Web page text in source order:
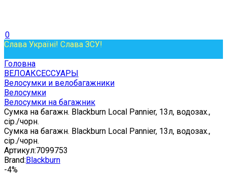
0
Слава Україні! Слава ЗСУ!
Головна
ВЕЛОАКСЕССУАРЫ
Велосумки и велобагажники
Велосумки
Велосумки на багажник
Сумка на багажн. Blackburn Local Pannier, 13л, водозах.,
сір./чорн.
Сумка на багажн. Blackburn Local Pannier, 13л, водозах.,
сір./чорн.
Артикул:7099753
Brand:Blackburn
-4%